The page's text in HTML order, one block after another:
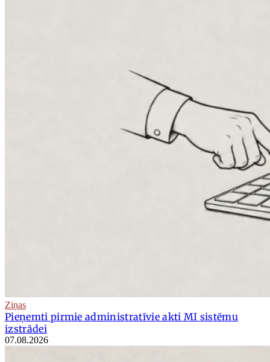
Ziņas
Pieņemti pirmie administratīvie akti MI sistēmu
izstrādei
07.08.2026